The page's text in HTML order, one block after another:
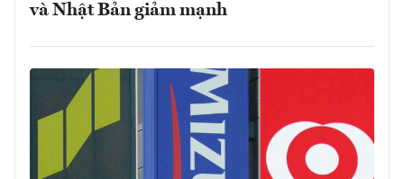
và Nhật Bản giảm mạnh